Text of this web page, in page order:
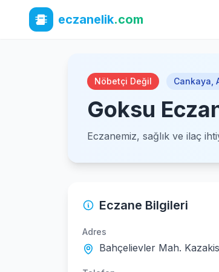
eczanelik.com
Nöbetçi Değil Cankaya
Goksu
Eczanemiz, sağlık ve ilaç
Eczane Bilgileri
Adres
Bahçelievler Mah.